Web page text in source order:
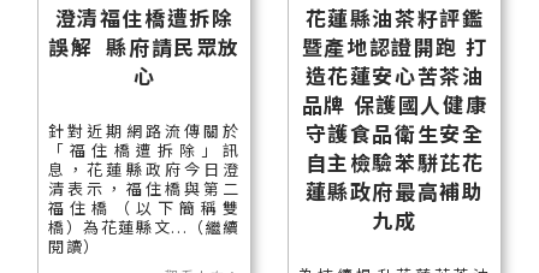
澄清福住橋遭拆除
誤解 縣府請民眾放
心
針對近期網路流傳關於
「福住橋遭拆除」訊
息，花蓮縣政府今日澄
清表示，福住橋與第二
福住橋（以下簡稱雙
橋）為花蓮縣文...（繼續
閱讀）
花蓮縣油茶籽評鑑
暨產地認證開跑 打
造花蓮安心苦茶油
品牌 保護國人健康
守護食品衛生安全
自主檢驗苯駢芘花
蓮縣政府最高補助
九成